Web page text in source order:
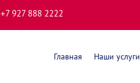
+7 927 888 2222
Главная Наши услуги